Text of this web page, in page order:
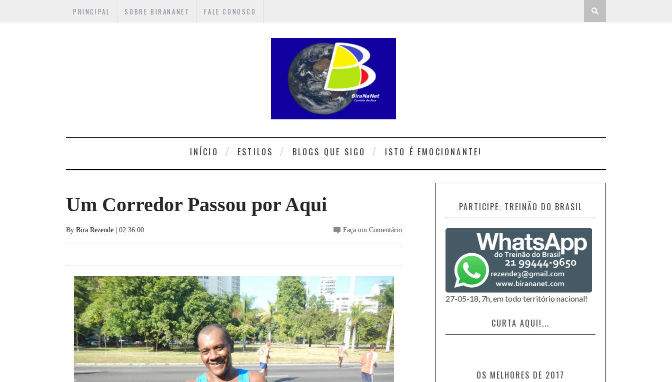
PRINCIPAL SOBRE BIRANANET FALE CONOSCO
INÍCIO ESTILOS BLOGS QUE SIGO ISTO É EMOCIONANTE!
Um Corredor Passou por Aqui
By Bira Rezende | 02:36:00 Faça um Comentário
PARTICIPE: TREINÃO DO BRASIL
27-05-18, 7h, em todo território nacional!
CURTA AQUI!...
OS MELHORES DE 2017